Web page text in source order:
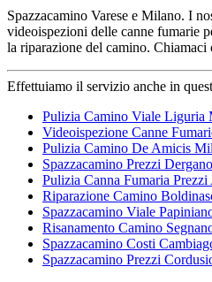
Spazzacamino Varese e Milano. I
videoispezioni delle canne fumarie
la riparazione del camino. Chiamaci
Effettuiamo il servizio anche in
Pulizia Camino Viale Liguria
Videoispezione Canne
Pulizia Camino De Amicis
Spazzacamino Prezzi
Pulizia Canna Fumaria
Riparazione Camino
Spazzacamino Viale
Risanamento Camino
Spazzacamino Costi
Spazzacamino Prezzi